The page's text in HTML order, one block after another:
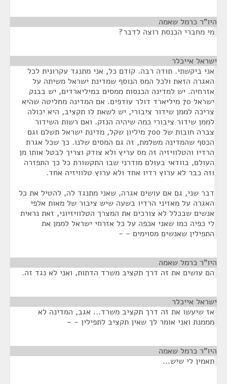
היו"ר כרמל שאמה
מי מחברי הכנסת רוצה לדבר?
ישראל אייכלר
אני ביקשתי. תודה רבה. קודם כל, אני מתנגד עקרונית לכל
האגרה הזאת ולכל המס הנוסף שמדינת ישראל משיתה על
אזרחיה. יש למדינה הכנסות ממסים במיליארדים, יש בבנק
ישראל 70 מיליארד דולר עודפים. אם המדינה מחליטה שהיא
צריכה לממן שידור ציבורי, יש לשאת לו תקציב, היא יכולה
לממן שידור ציבורי כמה שיהיה הנזק. ואם רשות השידור
צברה חובות של 700 מיליון שקל, מדינת ישראל תשלם וגם
הכסף שהמדינה משלמת, זה גם המסים שלנו. כך שכל אגרת
הרדיו והטלוויזיה זה מס עריץ ולא צודק וצריך לבטל אותו מן
העולם, בוודאי בעולם מודרני שבו התקשורת כל כך התפזרה
וזה כבר לא ערוץ רדיו אחד ולא ערוץ טלוויזיה אחד.
דבר שני, גם אם עושים אגרה, שאני מתנגד לה, להטיל את כל
האגרה על מאזיני הרדיו בשעה שיש ציבור של מאות אלפי
אנשים שבכלל לא צורכים את המצרך הטלוויזיוני, זאת נראית
לי כפיה כמו שאני אכפה על כל אזרחי ישראל לממן את
התפילין שאנשים מסוימים - -
היו"ר כרמל שאמה
הם עושים את זה דרך תקציב משרד הדתות, ואני לא נגד זה.
ישראל אייכלר
אז שיעשו את זה דרך תקציב משרד... אגב, המדינה לא
מממנת ואני אומר לך שאין תקציב לתפילין - -
היו"ר כרמל שאמה
תאמין לי שיש...